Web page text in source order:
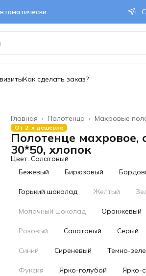
г.
Как сделать заказ?
Махровые
Полотенца ›
Главная ›
От 2-х дешевле
Полотенце махровое,
30*50, хлопок
Цвет: Салатовый
Бежевый
Бирюзовый
Горький шоколад Желтый
Молочный шоколад Оранжевый
Розовый Салатовый Серый
Синий Сиреневый Темно-
Фуксия Ярко-голубой
Ярко-